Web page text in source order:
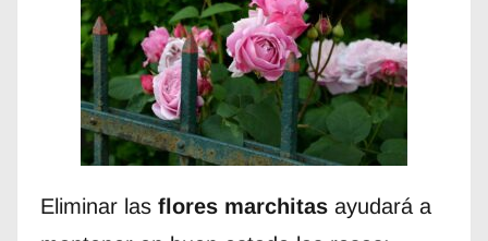
Eliminar las flores marchitasayudará a